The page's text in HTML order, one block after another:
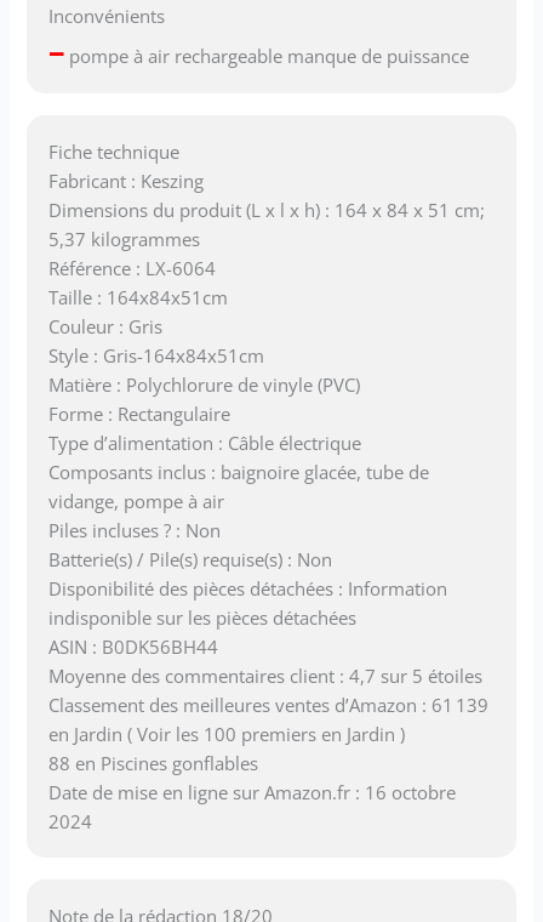
Inconvénients
– pompe à air rechargeable manque de puissance
Fiche technique
Fabricant : Keszing
Dimensions du produit (L x l x h) : 164 x 84 x 51 cm;
5,37 kilogrammes
Référence : LX-6064
Taille : 164x84x51cm
Couleur : Gris
Style : Gris-164x84x51cm
Matière : Polychlorure de vinyle (PVC)
Forme : Rectangulaire
Type d’alimentation : Câble électrique
Composants inclus : baignoire glacée, tube de
vidange, pompe à air
Piles incluses ? : Non
Batterie(s) / Pile(s) requise(s) : Non
Disponibilité des pièces détachées : Information
indisponible sur les pièces détachées
ASIN : B0DK56BH44
Moyenne des commentaires client : 4,7 sur 5 étoiles
Classement des meilleures ventes d’Amazon : 61 139
en Jardin ( Voir les 100 premiers en Jardin )
88 en Piscines gonflables
Date de mise en ligne sur Amazon.fr : 16 octobre
2024
Note de la rédaction 18/20